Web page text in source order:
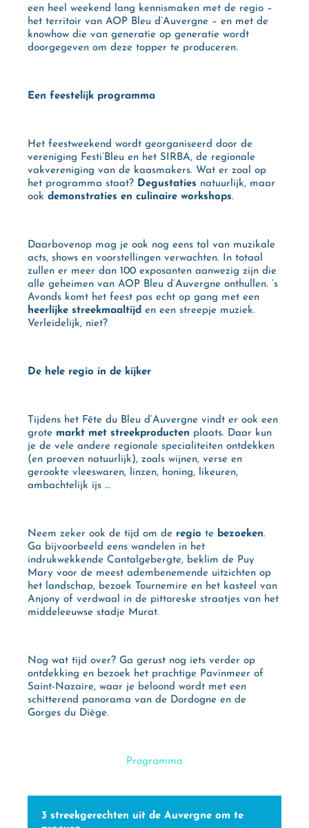
een heel weekend lang kennismaken met de regio –
het territoir van AOP Bleu d’Auvergne – en met de
knowhow die van generatie op generatie wordt
doorgegeven om deze topper te produceren.
Een feestelijk programma
Het feestweekend wordt georganiseerd door de
vereniging Festi’Bleu en het SIRBA, de regionale
vakvereniging van de kaasmakers. Wat er zoal op
het programma staat? Degustaties natuurlijk, maar
ook demonstraties en culinaire workshops.
Daarbovenop mag je ook nog eens tal van muzikale
acts, shows en voorstellingen verwachten. In totaal
zullen er meer dan 100 exposanten aanwezig zijn die
alle geheimen van AOP Bleu d’Auvergne onthullen. ’s
Avonds komt het feest pas echt op gang met een
heerlijke streekmaaltijd en een streepje muziek.
Verleidelijk, niet?
De hele regio in de kijker
Tijdens het Fête du Bleu d’Auvergne vindt er ook een
grote markt met streekproducten plaats. Daar kun
je de vele andere regionale specialiteiten ontdekken
(en proeven natuurlijk), zoals wijnen, verse en
gerookte vleeswaren, linzen, honing, likeuren,
ambachtelijk ijs …
Neem zeker ook de tijd om de regio te bezoeken.
Ga bijvoorbeeld eens wandelen in het
indrukwekkende Cantalgebergte, beklim de Puy
Mary voor de meest adembenemende uitzichten op
het landschap, bezoek Tournemire en het kasteel van
Anjony of verdwaal in de pittoreske straatjes van het
middeleeuwse stadje Murat.
Nog wat tijd over? Ga gerust nog iets verder op
ontdekking en bezoek het prachtige Pavinmeer of
Saint-Nazaire, waar je beloond wordt met een
schitterend panorama van de Dordogne en de
Gorges du Diège.
Programma
3 streekgerechten uit de Auvergne om te